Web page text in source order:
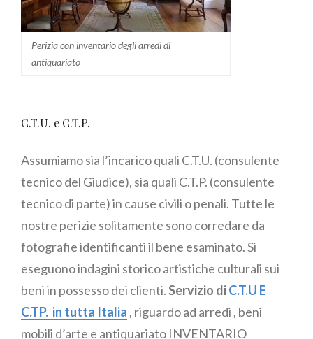
Perizia con inventario degli arredi di
antiquariato
C.T.U. e C.T.P.
Assumiamo sia l’incarico quali C.T.U. (consulente
tecnico del Giudice), sia quali C.T.P. (consulente
tecnico di parte) in cause civili o penali. Tutte le
nostre perizie solitamente sono corredare da
fotografie identificanti il bene esaminato. Si
eseguono indagini storico artistiche culturali sui
beni in possesso dei clienti.Servizio diC.T.U E
C.TP. in tutta Italia , riguardo ad arredi , beni
mobili d’arte e antiquariato INVENTARIO